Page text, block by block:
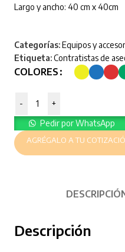
Largo y ancho: 40 cm x 40cm
Categorías:Equipos y
Etiqueta:Contratistas de
COLORES
-
+
Pedir por WhatsApp
AGRÉGALO A TU
Descripción